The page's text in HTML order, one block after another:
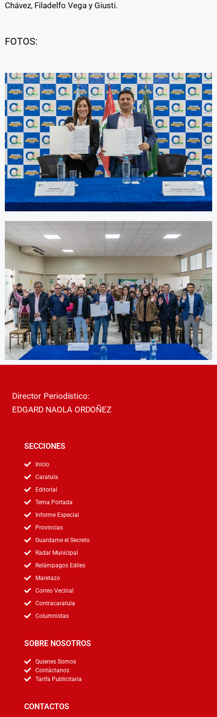
Chávez, Filadelfo Vega y Giusti.
FOTOS:
Director Periodístico:
EDGARD NAOLA ORDOÑEZ
SECCIONES
Inicio
Caratula
Editorial
Tema Portada
Informe Especial
Provincias
Guardame el Secreto
Radar Municipal
Relámpagos Ediles
Maretazo
Correo Vecinal
Contracaratula
Columnistas
SOBRE NOSOTROS
Quienes Somos
Contáctanos
Tarifa Publicitaria
CONTACTOS